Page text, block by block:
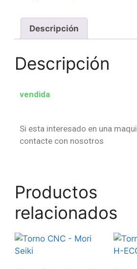
Descripción
Descripción
vendida
Si esta interesado en una
contacte con nosotros
Productos
relacionados